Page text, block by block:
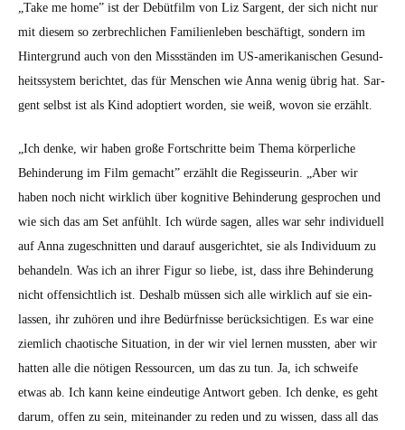
„Take me home” ist der Debüt­film von Liz Sar­gent, der sich nicht nur
mit diesem so zer­brech­lichen Fam­i­lien­leben beschäftigt, son­dern im
Hin­ter­grund auch von den Missstän­den im US-amerikanis­chen Gesund­
heitssys­tem berichtet, das für Men­schen wie Anna wenig übrig hat. Sar­
gent selb­st ist als Kind adop­tiert wor­den, sie weiß, wovon sie erzählt.
„Ich denke, wir haben große Fortschritte beim The­ma kör­per­liche
Behin­derung im Film gemacht” erzählt die Regis­seurin. „Aber wir
haben noch nicht wirk­lich über kog­ni­tive Behin­derung gesprochen und
wie sich das am Set anfühlt. Ich würde sagen, alles war sehr indi­vidu­ell
auf Anna zugeschnit­ten und darauf aus­gerichtet, sie als Indi­vidu­um zu
behan­deln. Was ich an ihrer Fig­ur so liebe, ist, dass ihre Behin­derung
nicht offen­sichtlich ist. Deshalb müssen sich alle wirk­lich auf sie ein­
lassen, ihr zuhören und ihre Bedürfnisse berück­sichti­gen. Es war eine
ziem­lich chao­tis­che Sit­u­a­tion, in der wir viel ler­nen mussten, aber wir
hat­ten alle die nöti­gen Ressourcen, um das zu tun. Ja, ich schweife
etwas ab. Ich kann keine ein­deutige Antwort geben. Ich denke, es geht
darum, offen zu sein, miteinan­der zu reden und zu wis­sen, dass all das